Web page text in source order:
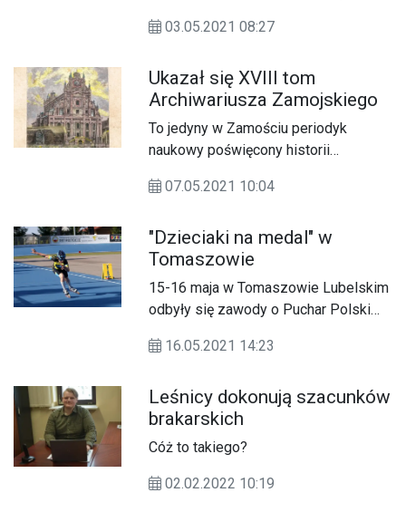
Rzeczypospolitej Polskiej.
03.05.2021 08:27
Ukazał się XVIII tom
Archiwariusza Zamojskiego
To jedyny w Zamościu periodyk
naukowy poświęcony historii
07.05.2021 10:04
"Dzieciaki na medal" w
Tomaszowie
15-16 maja w Tomaszowie Lubelskim
odbyły się zawody o Puchar Polski
jeździe szybkiej na wrotkach.
16.05.2021 14:23
Leśnicy dokonują szacunków
brakarskich
Cóż to takiego?
02.02.2022 10:19